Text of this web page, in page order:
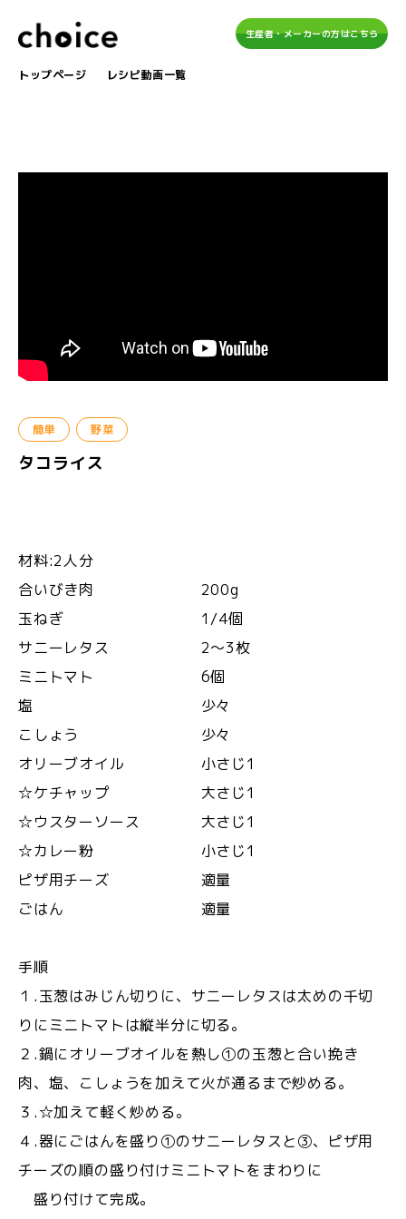
トップページ レシピ動画一覧
生産者・メーカーの方はこちら
簡単 野菜
タコライス
材料:2人分
合いびき肉 200g
玉ねぎ 1/4個
サニーレタス 2〜3枚
ミニトマト 6個
塩 少々
こしょう 少々
オリーブオイル 小さじ1
☆ケチャップ 大さじ1
☆ウスターソース 大さじ1
☆カレー粉 小さじ1
ピザ用チーズ 適量
ごはん 適量
手順
１.玉葱はみじん切りに、サニーレタスは太めの千切
りにミニトマトは縦半分に切る。
２.鍋にオリーブオイルを熱し①の玉葱と合い挽き
肉、塩、こしょうを加えて火が通るまで炒める。
３.☆加えて軽く炒める。
４.器にごはんを盛り①のサニーレタスと③、ピザ用
チーズの順の盛り付けミニトマトをまわりに
盛り付けて完成。